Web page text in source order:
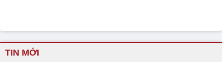
TIN MỚI